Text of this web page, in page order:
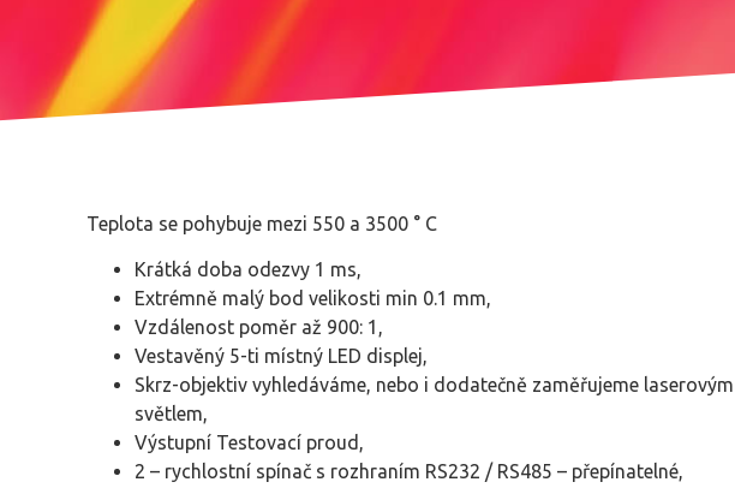
Teplota se pohybuje mezi 550 a 3500 ° C
Krátká doba odezvy 1 ms,
Extrémně malý bod velikosti min 0.1 mm,
Vzdálenost poměr až 900: 1,
Vestavěný 5-ti místný LED displej,
Skrz-objektiv vyhledáváme, nebo i dodatečně zaměřujeme laserovým
světlem,
Výstupní Testovací proud,
2 – rychlostní spínač s rozhraním RS232 / RS485 – přepínatelné,